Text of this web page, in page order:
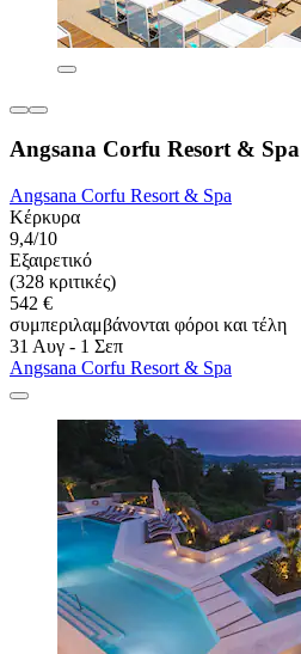
Angsana Corfu Resort & Spa
Angsana Corfu Resort & Spa
Κέρκυρα
9,4/10
Εξαιρετικό
(328 κριτικές)
542 €
συμπεριλαμβάνονται φόροι και τέλη
31 Αυγ - 1 Σεπ
Angsana Corfu Resort & Spa